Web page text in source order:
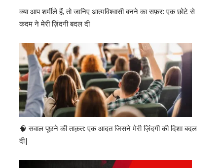
क्या आप शर्मीले हैं, तो जानिए आत्मविश्वासी बनने का सफ़र: एक छोटे से
कदम ने मेरी ज़िंदगी बदल दी
🧠 सवाल पूछने की ताक़त: एक आदत जिसने मेरी ज़िंदगी की दिशा बदल
दी|